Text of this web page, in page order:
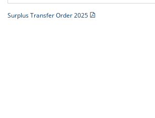
Surplus Transfer Order 2025